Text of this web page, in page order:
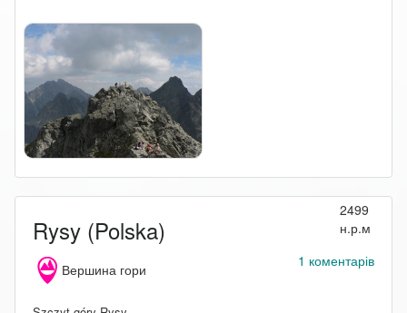
Rysy (Polska)
2499
н.р.м
Вершина гори
1 коментарів